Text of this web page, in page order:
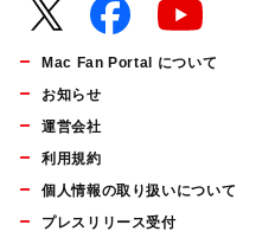
Mac Fan Portal について
お知らせ
運営会社
利用規約
個人情報の取り扱いについて
プレスリリース受付